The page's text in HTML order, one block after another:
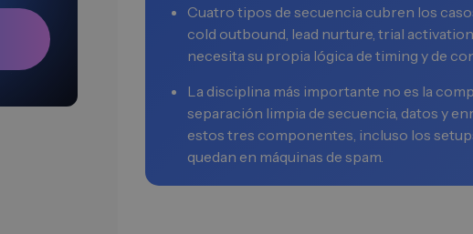
Cuatro tipos de secuencia cubren los
cold outbound, lead nurture, trial
necesita su propia lógica de timing y de
La disciplina más importante no es la
separación limpia de secuencia, datos y
estos tres componentes, incluso los
quedan en máquinas de spam.